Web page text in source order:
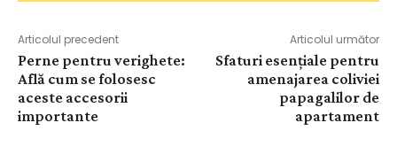
Articolul precedent
Perne pentru verighete:
Află cum se folosesc
aceste accesorii
importante
Articolul următor
Sfaturi esențiale pentru
amenajarea coliviei
papagalilor de
apartament